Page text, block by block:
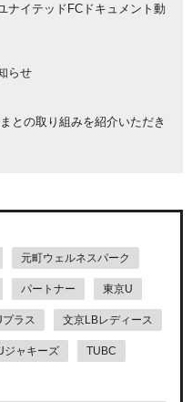
ナイテッドFCドキュメント動
らせ
との取り組みを紹介いただき
元町ウェルネスパーク
パートナー 東京U
プラス 文京LBレディース
ジャキーズ TUBC